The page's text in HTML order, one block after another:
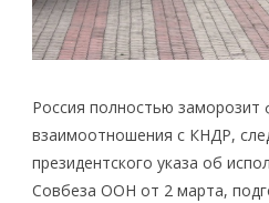
Россия полностью заморозит
взаимоотношения с КНДР,
президентского указа об
Совбеза ООН от 2 марта,